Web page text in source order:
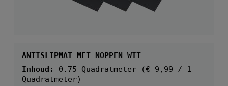
ANTISLIPMAT MET NOPPEN WIT
Inhoud: 0.75 Quadratmeter
(€ 9,99 / 1
Quadratmeter)